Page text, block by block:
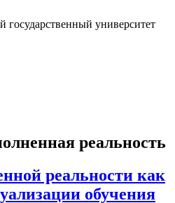
государственный университет
реальность
реальности как
обучения